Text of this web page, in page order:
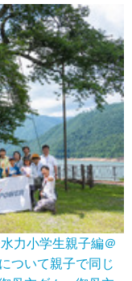
力小学生親子編＠
ついて親子で同じ